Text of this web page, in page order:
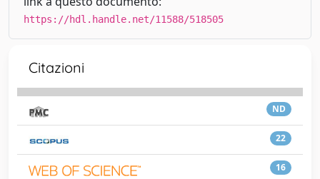
https://hdl.handle.net/11588/518505
Citazioni
ND
22
16